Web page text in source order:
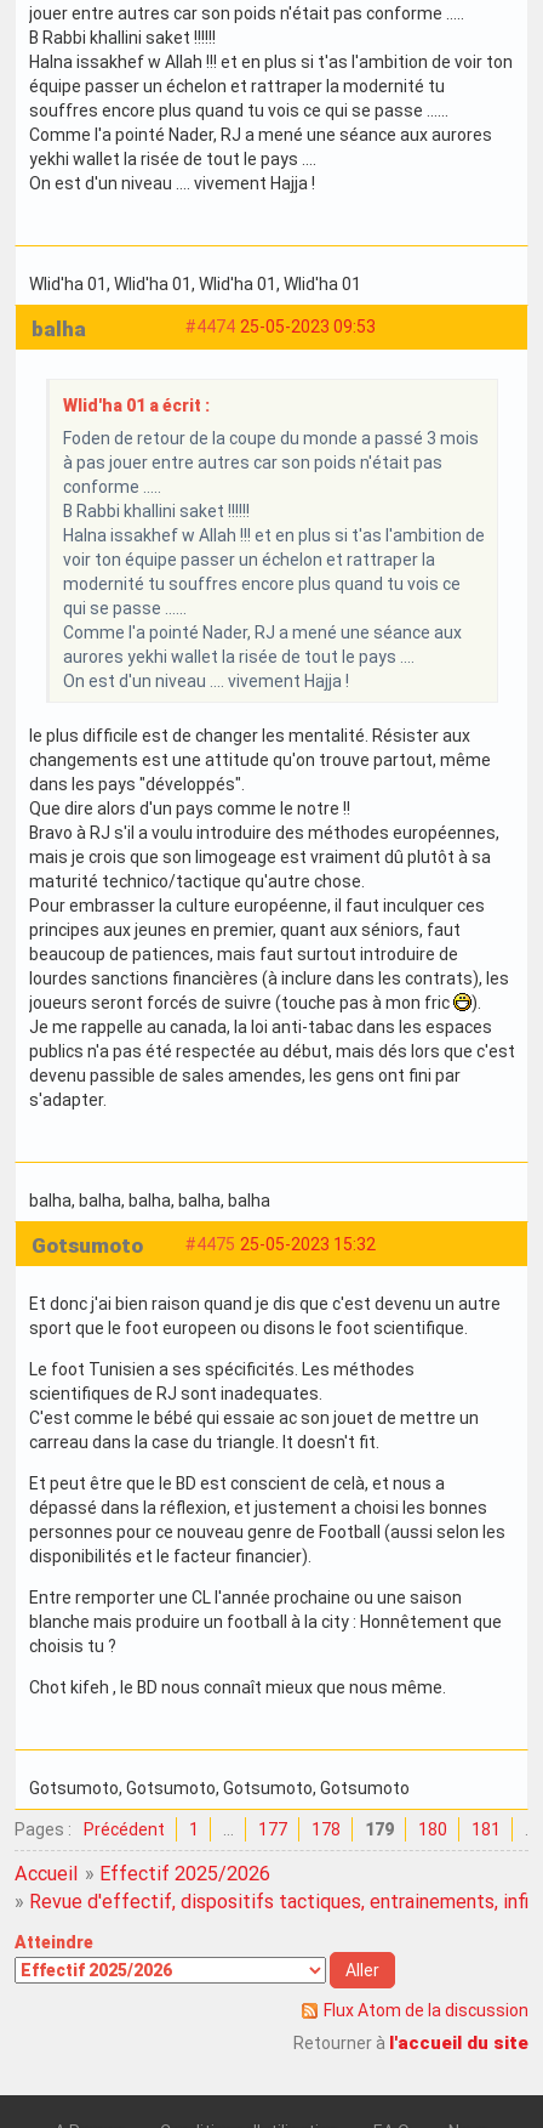
jouer entre autres car son poids n'était pas conforme .....
B Rabbi khallini saket !!!!!!
Halna issakhef w Allah !!! et en plus si t'as l'ambition de voir ton
équipe passer un échelon et rattraper la modernité tu
souffres encore plus quand tu vois ce qui se passe ......
Comme l'a pointé Nader, RJ a mené une séance aux aurores
yekhi wallet la risée de tout le pays ....
On est d'un niveau .... vivement Hajja !
Wlid'ha 01, Wlid'ha 01, Wlid'ha 01, Wlid'ha 01
#4474 25-05-2023 09:53
balha
Wlid'ha 01 a écrit :
Foden de retour de la coupe du monde a passé 3 mois
à pas jouer entre autres car son poids n'était pas
conforme .....
B Rabbi khallini saket !!!!!!
Halna issakhef w Allah !!! et en plus si t'as l'ambition de
voir ton équipe passer un échelon et rattraper la
modernité tu souffres encore plus quand tu vois ce
qui se passe ......
Comme l'a pointé Nader, RJ a mené une séance aux
aurores yekhi wallet la risée de tout le pays ....
On est d'un niveau .... vivement Hajja !
le plus difficile est de changer les mentalité. Résister aux
changements est une attitude qu'on trouve partout, même
dans les pays "développés".
Que dire alors d'un pays comme le notre !!
Bravo à RJ s'il a voulu introduire des méthodes européennes,
mais je crois que son limogeage est vraiment dû plutôt à sa
maturité technico/tactique qu'autre chose.
Pour embrasser la culture européenne, il faut inculquer ces
principes aux jeunes en premier, quant aux séniors, faut
beaucoup de patiences, mais faut surtout introduire de
lourdes sanctions financières (à inclure dans les contrats), les
joueurs seront forcés de suivre (touche pas à mon fric
).
Je me rappelle au canada, la loi anti-tabac dans les espaces
publics n'a pas été respectée au début, mais dés lors que c'est
devenu passible de sales amendes, les gens ont fini par
s'adapter.
balha, balha, balha, balha, balha
#4475 25-05-2023 15:32
Gotsumoto
Et donc j'ai bien raison quand je dis que c'est devenu un autre
sport que le foot europeen ou disons le foot scientifique.
Le foot Tunisien a ses spécificités. Les méthodes
scientifiques de RJ sont inadequates.
C'est comme le bébé qui essaie ac son jouet de mettre un
carreau dans la case du triangle. It doesn't fit.
Et peut être que le BD est conscient de celà, et nous a
dépassé dans la réflexion, et justement a choisi les bonnes
personnes pour ce nouveau genre de Football (aussi selon les
disponibilités et le facteur financier).
Entre remporter une CL l'année prochaine ou une saison
blanche mais produire un football à la city : Honnêtement que
choisis tu ?
Chot kifeh , le BD nous connaît mieux que nous même.
Gotsumoto, Gotsumoto, Gotsumoto, Gotsumoto
Pages : Précédent 1 … 177 178 179 180 181 …
Accueil » Effectif 2025/2026
» Revue d'effectif, dispositifs tactiques, entrainements,
Atteindre
Flux Atom de la discussion
Retourner à l'accueil du site